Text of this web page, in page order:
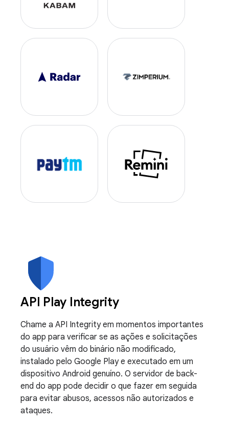
API Play Integrity
Chame a API Integrity em momentos importantes
do app para verificar se as ações e solicitações
do usuário vêm do binário não modificado,
instalado pelo Google Play e executado em um
dispositivo Android genuíno. O servidor de back-
end do app pode decidir o que fazer em seguida
para evitar abusos, acessos não autorizados e
ataques.